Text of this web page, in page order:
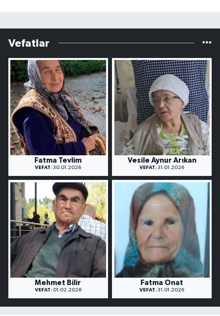
Vefatlar
Fatma Tevlim
VEFAT: 30.01.2026
Vesile Aynur Arıkan
VEFAT: 31.01.2026
Mehmet Bilir
VEFAT:01.02.2026
Fatma Onat
VEFAT: 31.01.2026